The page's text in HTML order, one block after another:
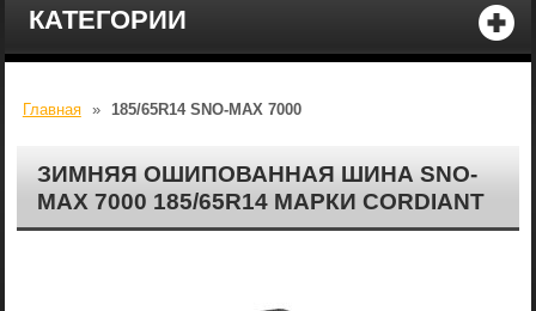
КАТЕГОРИИ
Главная » 185/65R14 SNO-MAX 7000
ЗИМНЯЯ ОШИПОВАННАЯ ШИНА SNO-
MAX 7000 185/65R14 МАРКИ CORDIANT